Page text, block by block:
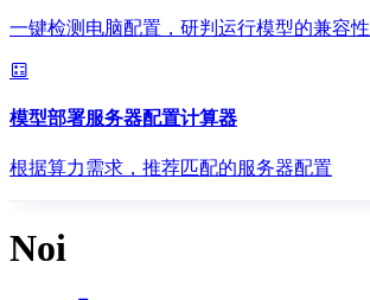
一键检测电脑配置，研判运行模型的兼容性
模型部署服务器配置计算器
根据算力需求，推荐匹配的服务器配置
Noi